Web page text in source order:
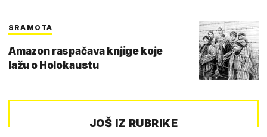
SRAMOTA
Amazon raspačava knjige koje
lažu o Holokaustu
JOŠ IZ RUBRIKE